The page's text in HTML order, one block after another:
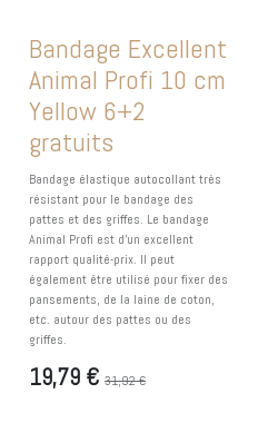
EXCLU WEB !
Bandage Excellent
Animal Profi 10 cm
Yellow 6+2
gratuits
Bandage élastique autocollant très
résistant pour le bandage des
pattes et des griffes. Le bandage
Animal Profi est d'un excellent
rapport qualité-prix. Il peut
également être utilisé pour fixer des
pansements, de la laine de coton,
etc. autour des pattes ou des
griffes.
19,79€ 31,92€